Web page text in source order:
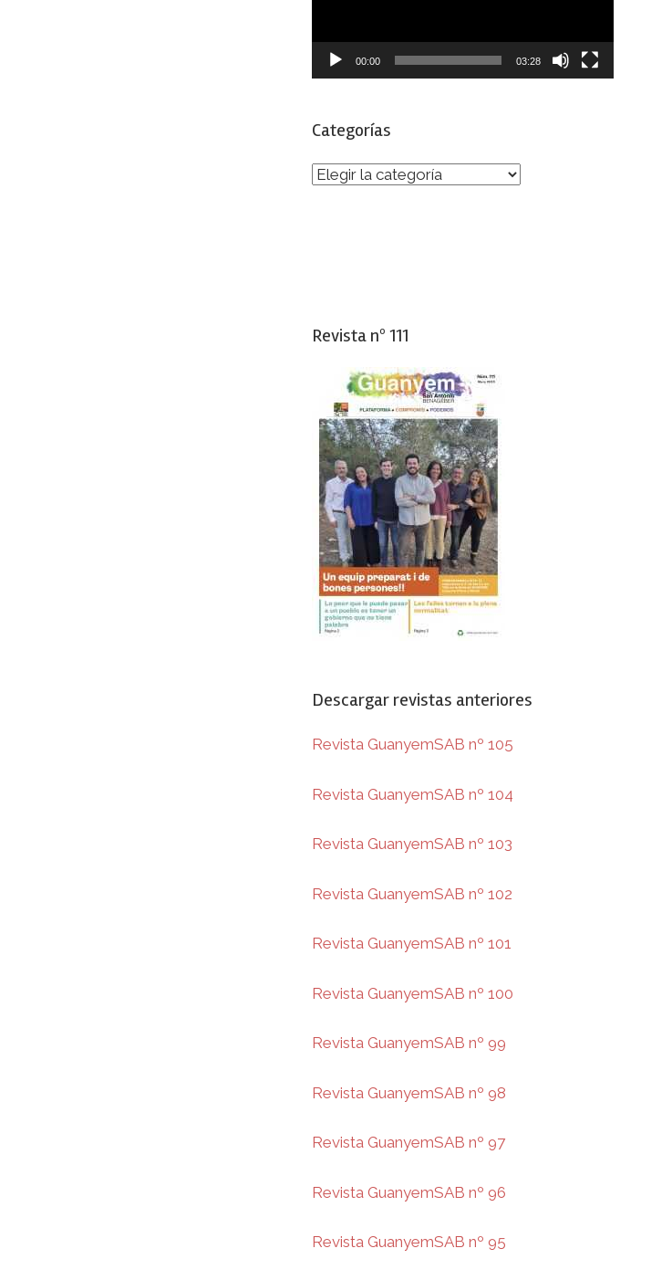
00:00 03:28
Categorías
Categorías
Revista nº 111
Descargar revistas anteriores
Revista GuanyemSAB nº 105
Revista GuanyemSAB nº 104
Revista GuanyemSAB nº 103
Revista GuanyemSAB nº 102
Revista GuanyemSAB nº 101
Revista GuanyemSAB nº 100
Revista GuanyemSAB nº 99
Revista GuanyemSAB nº 98
Revista GuanyemSAB nº 97
Revista GuanyemSAB nº 96
Revista GuanyemSAB nº 95